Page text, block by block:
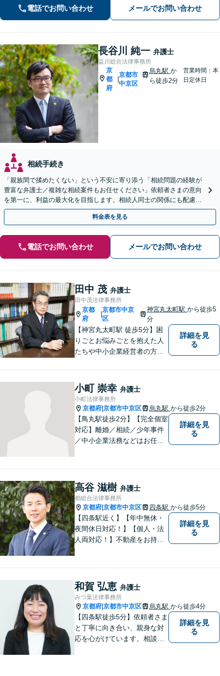
電話でお問い合わせ メールでお問い合わせ
長谷川 純一 弁護士
益川総合法律事務所
京
都
府
京都市
中京区
烏丸駅 か
ら徒歩2分
営業時間：本
日定休日
相続手続き
「親族間で揉めたくない」という不安に寄り添う「相続問題の経験が
豊富な弁護士／複雑な相続案件もお任せください」依頼者さまの意向
を第一に、利益の最大化を目指します。相続人同士の関係にも配慮
し、きめ細やかに対応
料金表を見る
電話でお問い合わせ メールでお問い合わせ
田中 茂 弁護士
田中茂法律事務所
京都
府
|
京都市中京
区
神宮丸太町駅から徒歩5
分
【神宮丸太町駅 徒歩5分】困
りごとお悩みごとを抱えた人
たちや中小企業経営者の方々
寧をモットーとして全力でそ
の解決にあたります。どんな
に困難でも、常に明るく、前
向きな気持ちをもって、ご依
頼者様とともにより良い解決
を目指します。
詳細を見
る
小町 崇幸 弁護士
小町法律事務所
京都府 京都市中京区 烏丸駅 から徒歩2分
【鳥丸駅徒歩2分】【完全個室
対応】離婚／相続／少年事件
／中小企業法務などはお任せ
はお気軽にご相談ください！
【近隣駐車場あり】
詳細を見
る
高谷 滋樹 弁護士
都総合法律事務所
京都府 京都市中京区 四条駅 から徒歩5分
【四条駅近く】【年中無休・
夜間休日対応！】【個人・法
人両対応！】不動産をお持ち
【24時間予約受付】【出張相
談可能】【弁護士保険（特
約）全社対応いたします】
詳細を見
る
和賀 弘恵 弁護士
みつ葉法律事務所
京都府 京都市中京区 烏丸駅 から徒歩4分
【四条駅徒歩5分】依頼者さま
と丁寧に向き合い、親身な対
応を心がけています。相談料
詳細を見
る